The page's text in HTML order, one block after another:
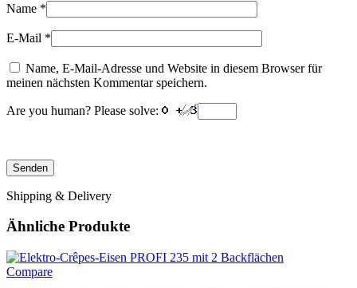
Name *
E-Mail *
Name, E-Mail-Adresse und Website in diesem Browser für
meinen nächsten Kommentar speichern.
Are you human? Please solve:
Shipping & Delivery
Ähnliche Produkte
Compare